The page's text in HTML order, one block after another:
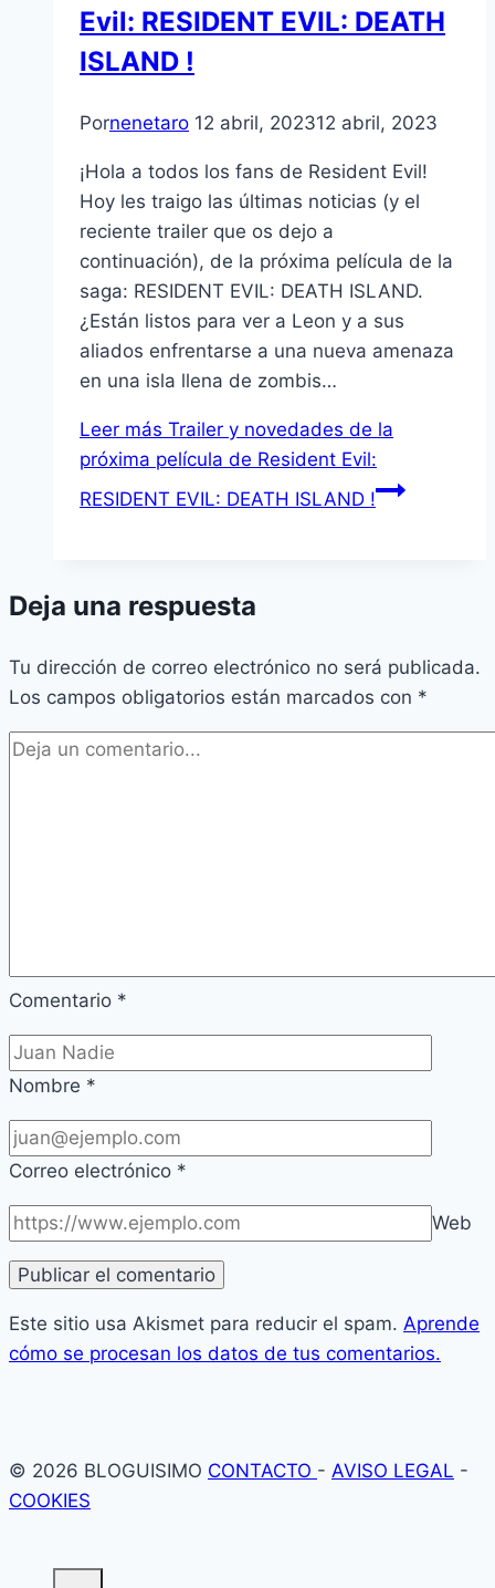
Evil: RESIDENT EVIL: DEATH
ISLAND !
Pornenetaro 12 abril, 202312 abril, 2023
¡Hola a todos los fans de Resident Evil!
Hoy les traigo las últimas noticias (y el
reciente trailer que os dejo a
continuación), de la próxima película de la
saga: RESIDENT EVIL: DEATH ISLAND.
¿Están listos para ver a Leon y a sus
aliados enfrentarse a una nueva amenaza
en una isla llena de zombis…
Leer más Trailer y novedades de la
próxima película de Resident Evil:
RESIDENT EVIL: DEATH ISLAND !
Deja una respuesta
Tu dirección de correo electrónico no será publicada.
Los campos obligatorios están marcados con *
Comentario *
Nombre *
Correo electrónico *
Web
Este sitio usa Akismet para reducir el spam. Aprende
cómo se procesan los datos de tus comentarios.
© 2026 BLOGUISIMO CONTACTO - AVISO LEGAL -
COOKIES